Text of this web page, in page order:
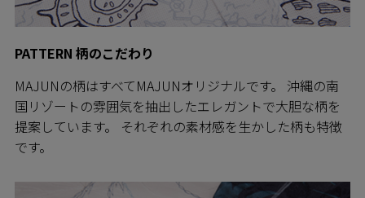
PATTERN 柄のこだわり
MAJUNの柄はすべてMAJUNオリジナルです。 沖縄の南
国リゾートの雰囲気を抽出したエレガントで大胆な柄を
提案しています。 それぞれの素材感を生かした柄も特徴
です。